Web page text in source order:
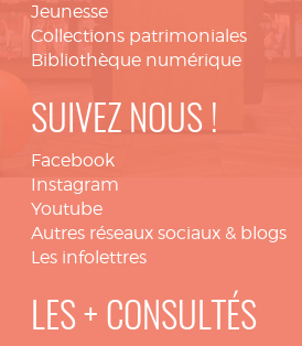
Jeunesse
Collections patrimoniales
Bibliothèque numérique
SUIVEZ NOUS !
Facebook
Instagram
Youtube
Autres réseaux sociaux & blogs
Les infolettres
LES + CONSULTÉS